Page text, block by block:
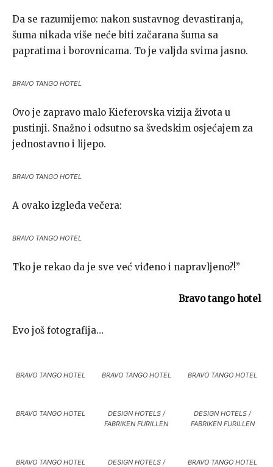
Da se razumijemo: nakon sustavnog devastiranja,
šuma nikada više neće biti začarana šuma sa
papratima i borovnicama. To je valjda svima jasno.
BRAVO TANGO HOTEL
Ovo je zapravo malo Kieferovska vizija života u
pustinji. Snažno i odsutno sa švedskim osjećajem za
jednostavno i lijepo.
BRAVO TANGO HOTEL
A ovako izgleda večera:
BRAVO TANGO HOTEL
Tko je rekao da je sve već viđeno i napravljeno?!”
Bravo tango hotel
Evo još fotografija…
BRAVO TANGO HOTEL BRAVO TANGO HOTEL BRAVO TANGO HOTEL
BRAVO TANGO HOTEL
DESIGN HOTELS /
FABRIKEN FURILLEN
DESIGN HOTELS /
FABRIKEN FURILLEN
BRAVO TANGO HOTEL
DESIGN HOTELS /
BRAVO TANGO HOTEL